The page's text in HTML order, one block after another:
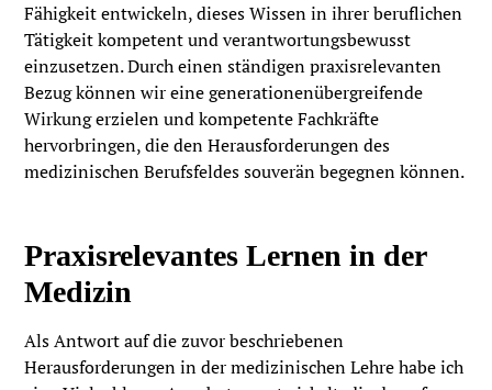
Fähigkeit entwickeln, dieses Wissen in ihrer beruflichen
Tätigkeit kompetent und verantwortungsbewusst
einzusetzen. Durch einen ständigen praxisrelevanten
Bezug können wir eine generationenübergreifende
Wirkung erzielen und kompetente Fachkräfte
hervorbringen, die den Herausforderungen des
medizinischen Berufsfeldes souverän begegnen können.
Praxisrelevantes Lernen in der
Medizin
Als Antwort auf die zuvor beschriebenen
Herausforderungen in der medizinischen Lehre habe ich